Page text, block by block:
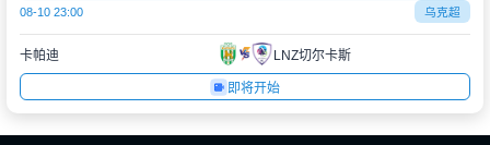
08-10 23:00 乌克超
卡帕迪 LNZ切尔卡斯
即将开始